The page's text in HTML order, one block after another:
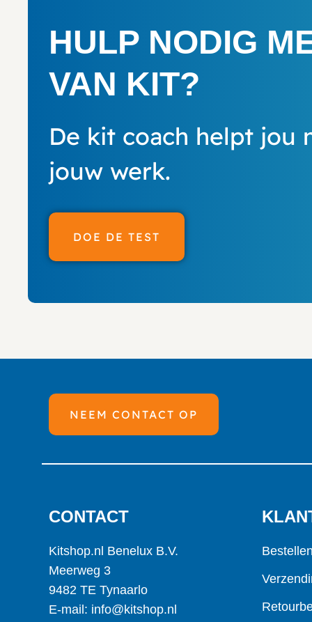
HULP NODIG
VAN KIT?
De kit coach helpt jou
jouw werk.
DOE DE TEST
NEEM CONTACT OP
CONTACT
Kitshop.nl Benelux B.V.
Meerweg 3
9482 TE Tynaarlo
E-mail: info@kitshop.nl